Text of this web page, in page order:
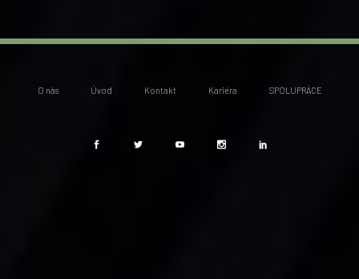
O nás Úvod Kontakt Kariéra SPOLUPRÁCE
    